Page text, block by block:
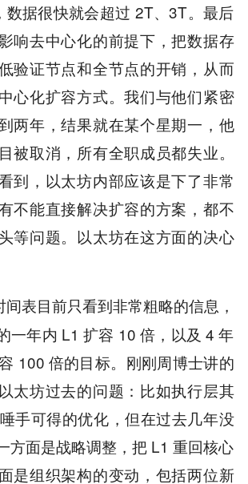
数据很快就会超过 2T、3T。最后
响去中心化的前提下，把数据存
验证节点和全节点的开销，从而
心化扩容方式。我们与他们紧密
两年，结果就在某个星期一，他
被取消，所有全职成员都失业。
到，以太坊内部应该是下了非常
不能直接解决扩容的方案，都不
等问题。以太坊在这方面的决心
间表目前只看到非常粗略的信息，
一年内 L1 扩容 10 倍，以及 4 年
100 倍的目标。刚刚周博士讲的
太坊过去的问题：比如执行层其
手可得的优化，但在过去几年没
方面是战略调整，把 L1 重回核心
是组织架构的变动，包括两位新